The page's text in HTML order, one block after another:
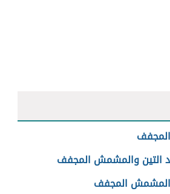
التين والمشمش المجفف
المجفف